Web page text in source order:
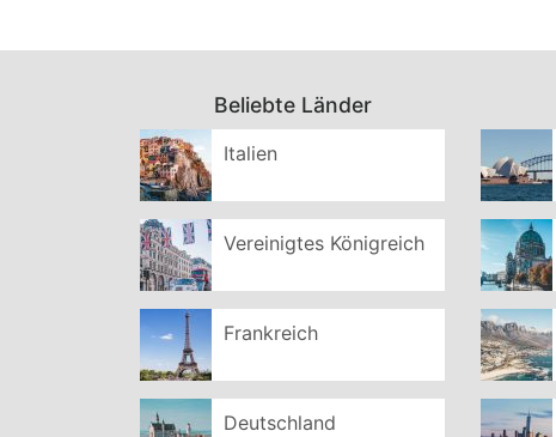
Beliebte Länder
Italien
Vereinigtes Königreich
Frankreich
Deutschland